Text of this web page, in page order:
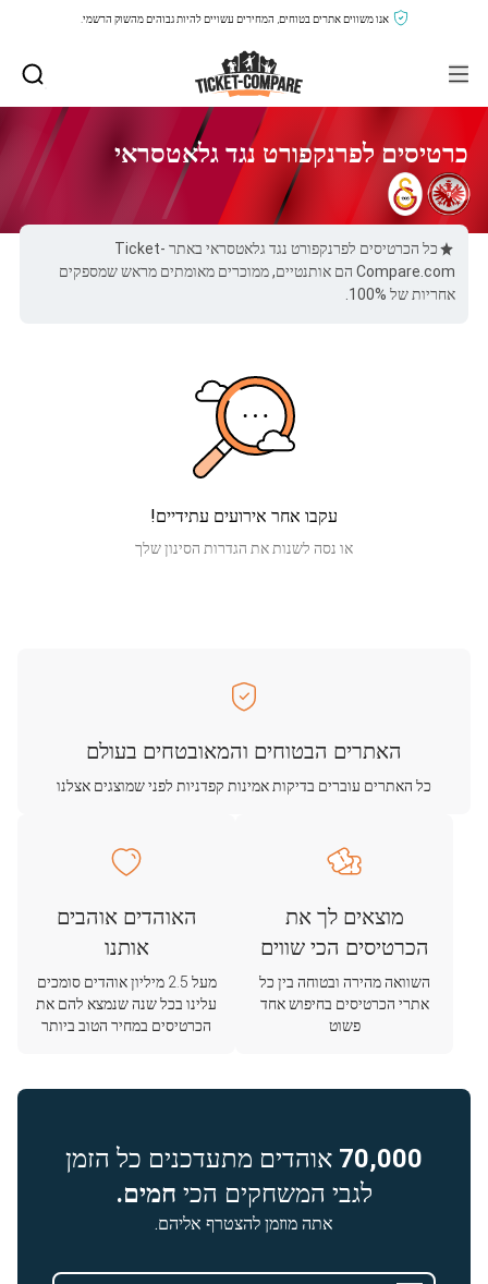
אנו משווים אתרים בטוחים, המחירים עשויים להיות גבוהים מהשוק הרשמי.
כרטיסים לפרנקפורט נגד גלאטסראי
כל הכרטיסים לפרנקפורט נגד גלאטסראי באתר Ticket-
Compare.com הם אותנטיים, ממוכרים מאומתים מראש שמספקים
אחריות של 100%.
עקבו אחר אירועים עתידיים!
או נסה לשנות את הגדרות הסינון שלך
האתרים הבטוחים והמאובטחים בעולם
כל האתרים עוברים בדיקות אמינות קפדניות לפני שמוצגים אצלנו
מוצאים לך את
הכרטיסים הכי שווים
השוואה מהירה ובטוחה בין כל
אתרי הכרטיסים בחיפוש אחד
פשוט
האוהדים אוהבים
אותנו
מעל 2.5 מיליון אוהדים סומכים
עלינו בכל שנה שנמצא להם את
הכרטיסים במחיר הטוב ביותר
70,000 אוהדים מתעדכנים כל הזמן
לגבי המשחקים הכי חמים.
אתה מוזמן להצטרף אליהם.